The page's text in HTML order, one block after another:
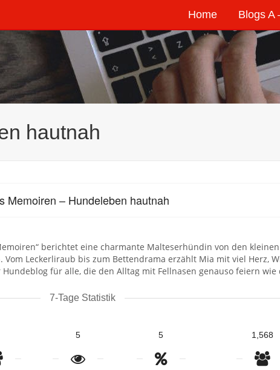
Home Blogs A
hautnah
Memoiren – Hundeleben hautnah
berichtet eine charmante Malteserhündin von den
Vom Leckerliraub bis zum Bettendrama erzählt Mia mit viel Herz,
Hundeblog für alle, die den Alltag mit Fellnasen genauso feiern
7-Tage Statistik
5 5 1,568